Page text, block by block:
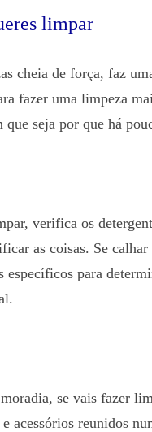
limpar
cheia de força, faz
fazer uma limpeza
seja por que há
verifica os
as coisas. Se
específicos para
se vais fazer
acessórios reunidos